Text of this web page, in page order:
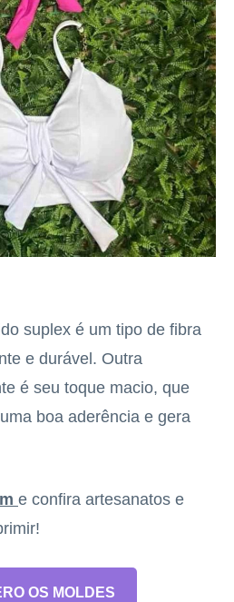
suplex é um tipo de fibra
e durável. Outra
é seu toque macio, que
boa aderência e gera
e confira artesanatos e
OS MOLDES